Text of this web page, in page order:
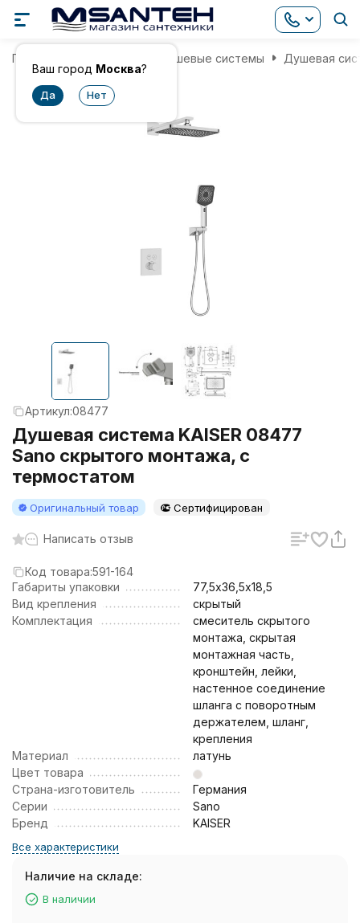
Ваш город Москва?
Главная Душевые системы Душевая
Артикул:08477
Душевая система KAISER 08477
Sano скрытого монтажа, с
термостатом
Оригинальный товар Сертифицирован
Написать отзыв
Код товара:591-164
Габариты упаковки
77,5х36,5х18,5
Вид крепления
скрытый
Комплектация
смеситель скрытого
монтажа, скрытая
монтажная часть,
кронштейн, лейки,
настенное соединение
шланга с поворотным
держателем, шланг,
крепления
Материал
латунь
Цвет товара
Страна-изготовитель
Германия
Серии
Sano
Бренд
KAISER
Все характеристики
Наличие на складе:
В наличии